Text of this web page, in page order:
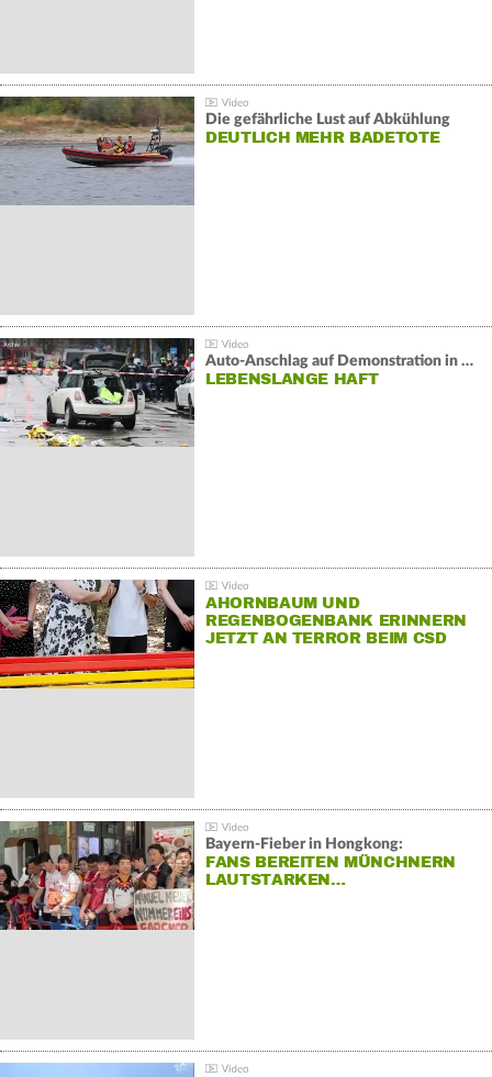
Die gefährliche Lust auf Abkühlung
DEUTLICH MEHR BADETOTE
Auto-Anschlag auf Demonstration in München:
LEBENSLANGE HAFT
AHORNBAUM UND
REGENBOGENBANK ERINNERN
JETZT AN TERROR BEIM CSD
Bayern-Fieber in Hongkong:
FANS BEREITEN MÜNCHNERN
LAUTSTARKEN…